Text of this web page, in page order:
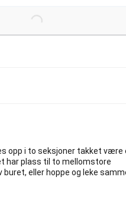
opp i to seksjoner takket være
har plass til to mellomstore
buret, eller hoppe og leke